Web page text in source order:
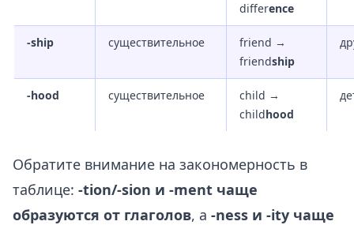
difference
-ship существительное
friend →
friendship
-hood существительное
child →
childhood
Обратите внимание на закономерность в
таблице: -tion/-sion и -ment чаще
образуются от глаголов, а -ness и -ity чаще